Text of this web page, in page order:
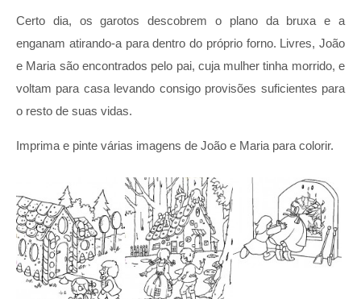
Certo dia, os garotos descobrem o plano da bruxa e a
enganam atirando-a para dentro do próprio forno. Livres, João
e Maria são encontrados pelo pai, cuja mulher tinha morrido, e
voltam para casa levando consigo provisões suficientes para
o resto de suas vidas.
Imprima e pinte várias imagens de João e Maria para colorir.